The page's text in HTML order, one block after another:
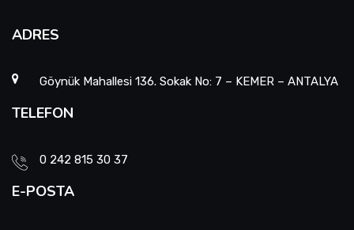
ADRES
Göynük Mahallesi 136. Sokak No: 7 – KEMER – ANTALYA
TELEFON
0 242 815 30 37
E-POSTA
Uygulama ve Ödev Değerlendirme Kriterleri